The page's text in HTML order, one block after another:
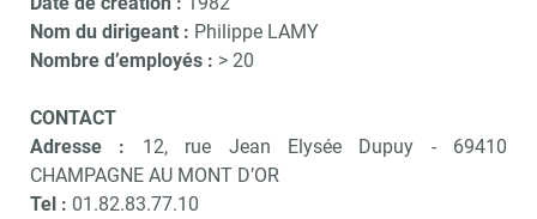
Nom du dirigeant : Philippe LAMY
Nombre d’employés : > 20
CONTACT
Adresse : 12, rue Jean Elysée Dupuy - 69410
CHAMPAGNE AU MONT D’OR
Tel : 01.82.83.77.10